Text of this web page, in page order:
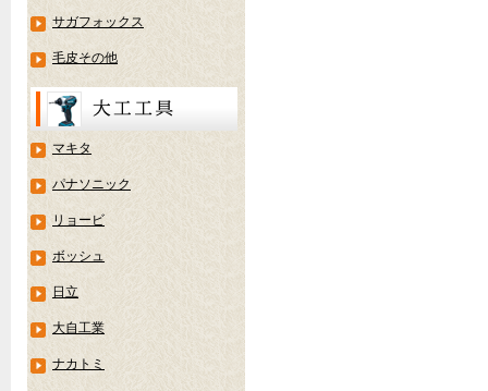
サガフォックス
毛皮その他
マキタ
パナソニック
リョービ
ボッシュ
日立
大自工業
ナカトミ